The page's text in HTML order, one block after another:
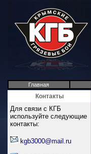
Главная
Контакты
Для связи с КГБ
используйте следующие
контакты:
kgb3000@mail.ru